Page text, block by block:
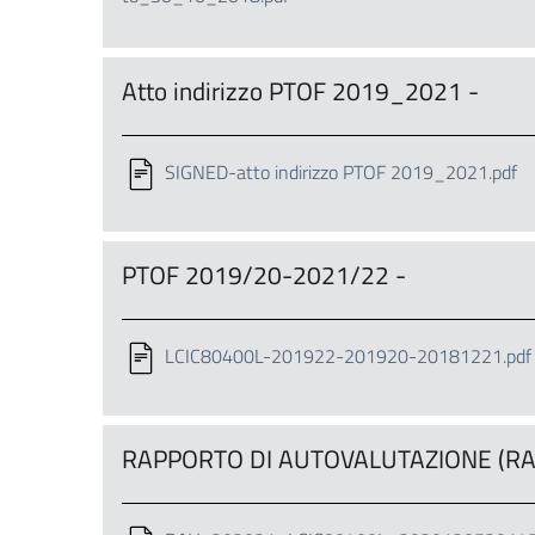
Atto indirizzo PTOF 2019_2021 -
SIGNED-atto indirizzo PTOF 2019_2021.pdf
PTOF 2019/20-2021/22 -
LCIC80400L-201922-201920-20181221.pdf
RAPPORTO DI AUTOVALUTAZIONE